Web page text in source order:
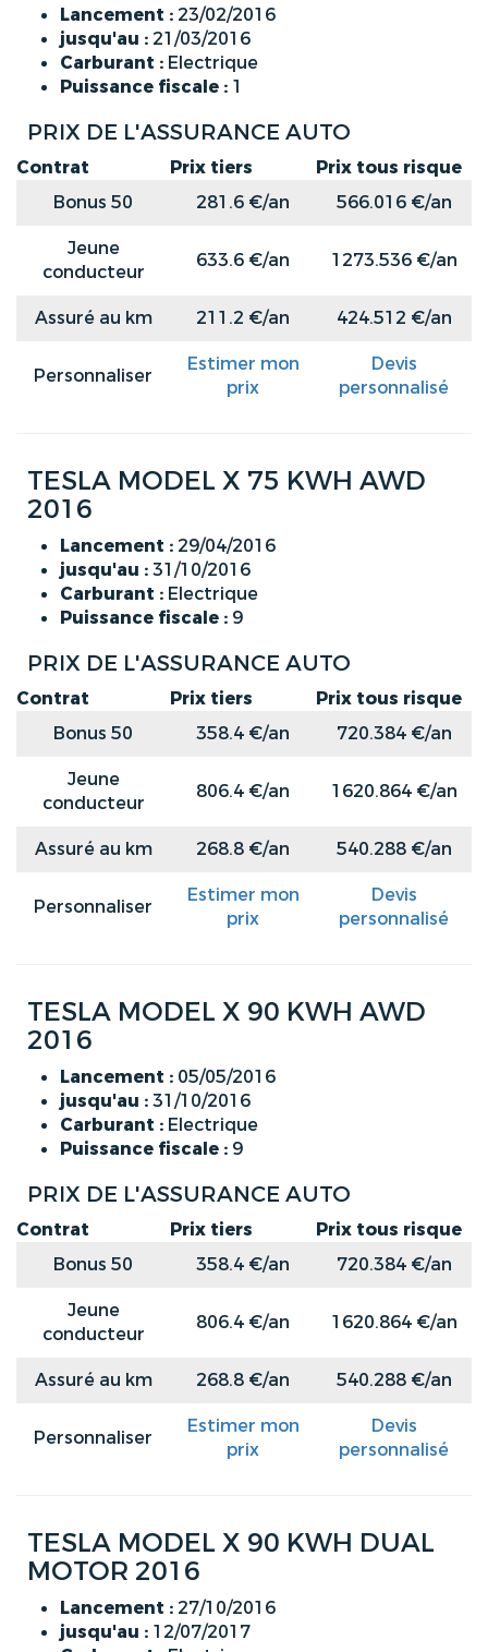
Lancement : 23/02/2016
jusqu'au : 21/03/2016
Carburant : Electrique
Puissance fiscale : 1
PRIX DE L'ASSURANCE AUTO
Contrat Prix tiers
Prix tous risque
Bonus 50
281.6 €/an
566.016 €/an
Jeune
conducteur
633.6 €/an 1273.536 €/an
Assuré au km 211.2 €/an 424.512 €/an
Personnaliser
Estimer mon
prix
Devis
personnalisé
TESLA MODEL X 75 KWH AWD
2016
Lancement : 29/04/2016
jusqu'au :31/10/2016
Carburant : Electrique
Puissance fiscale : 9
PRIX DE L'ASSURANCE AUTO
Contrat Prix tiers
Prix tous risque
Bonus 50
358.4 €/an
720.384 €/an
Jeune
conducteur
806.4 €/an 1620.864 €/an
Assuré au km 268.8 €/an 540.288 €/an
Personnaliser
Estimer mon
prix
Devis
personnalisé
TESLA MODEL X 90 KWH AWD
2016
Lancement : 05/05/2016
jusqu'au :31/10/2016
Carburant : Electrique
Puissance fiscale : 9
PRIX DE L'ASSURANCE AUTO
Contrat Prix tiers
Prix tous risque
Bonus 50
358.4 €/an
720.384 €/an
Jeune
conducteur
806.4 €/an 1620.864 €/an
Assuré au km 268.8 €/an 540.288 €/an
Personnaliser
Estimer mon
prix
Devis
personnalisé
TESLA MODEL X 90 KWH DUAL
MOTOR 2016
Lancement : 27/10/2016
jusqu'au : 12/07/2017